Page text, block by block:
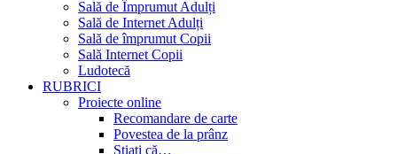
Sală de Împrumut Adulți
Sală de Internet Adulți
Sală de împrumut Copii
Sală Internet Copii
Ludotecă
RUBRICI
Proiecte online
Recomandare de carte
Povestea de la prânz
Știați că…